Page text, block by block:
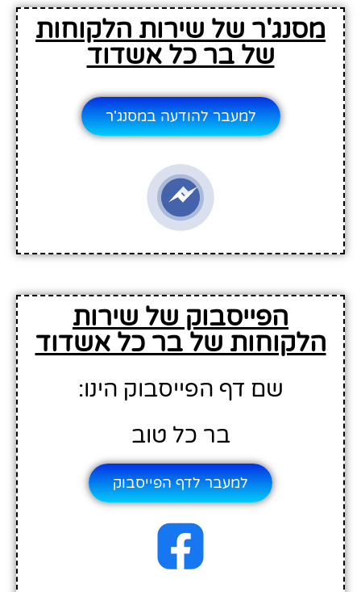
מסנג'ר של שירות הלקוחות
של בר כל אשדוד
למעבר להודעה במסנג'ר
הפייסבוק של שירות
הלקוחות של בר כל אשדוד
שם דף הפייסבוק הינו:
בר כל טוב
למעבר לדף הפייסבוק